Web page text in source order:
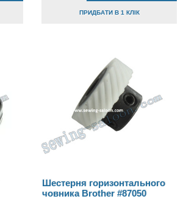
ПРИДБАТИ В 1 КЛІК
Шестерня горизонтального
човника Brother #87050